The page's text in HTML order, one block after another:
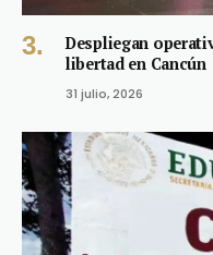
Despliegan
libertad en Cancún
31 julio, 2026